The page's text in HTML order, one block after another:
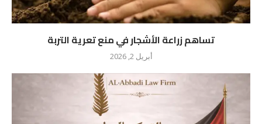
تساهم زراعة الأشجار في منع تعرية التربة
أبريل 2, 2026